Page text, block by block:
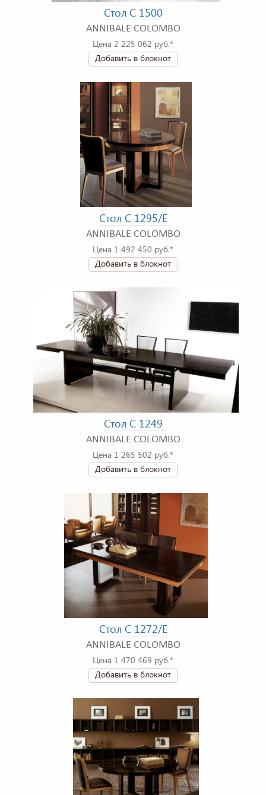
Стол C 1500
ANNIBALE COLOMBO
Цена 2 225 062 руб.*
Добавить в блокнот
Стол C 1295/E
ANNIBALE COLOMBO
Цена 1 492 450 руб.*
Добавить в блокнот
Стол C 1249
ANNIBALE COLOMBO
Цена 1 265 502 руб.*
Добавить в блокнот
Стол C 1272/E
ANNIBALE COLOMBO
Цена 1 470 469 руб.*
Добавить в блокнот